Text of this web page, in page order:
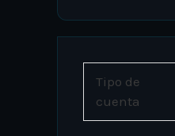
Tipo de
cuenta